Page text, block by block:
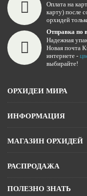
Оплата на
карту) после
орхидей
Отправка по
Надежная
Новая почта
интернете -
выбирайте!
ОРХИДЕИ МИРА
ИНФОРМАЦИЯ
МАГАЗИН ОРХИДЕЙ
РАСПРОДАЖА
ПОЛЕЗНО ЗНАТЬ